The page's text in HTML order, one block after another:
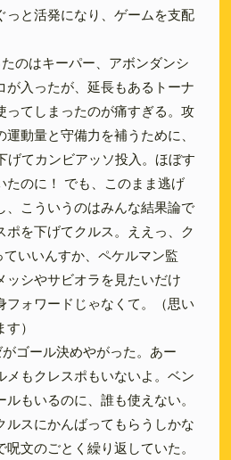
っと活発になり、ゲームを支配
のはキーパー、アボンダンシ
が入ったが、延長もあるトーナ
ってしまったのが痛すぎる。攻
動量と守備力を補うために、
げてカンビアッソ投入。ほぼす
たのに！ でも、このまま逃げ
、こういうのはみんな結果論で
ポを下げてクルス。ええっ、ク
いいんすか、ペケルマン監
ッシやサビオラを見たいだけ
フォワードじゃなくて。（思い
）
ゴール決めやがった。あー
メもクレスポもいないよ。ベン
もいるのに、誰も使えない。
ルスにかんばってもらうしかな
文のごとく繰り返していた。